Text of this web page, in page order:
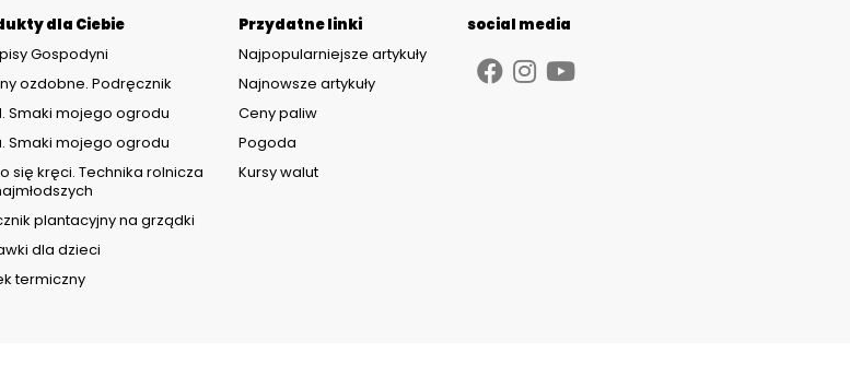
dla Ciebie
Gospodyni
ozdobne. Podręcznik
Smaki mojego ogrodu
Smaki mojego ogrodu
się kręci. Technika rolnicza
plantacyjny na grządki
dla dzieci
termiczny
Przydatne linki
Najpopularniejsze artykuły
Najnowsze artykuły
Ceny paliw
Pogoda
Kursy walut
social media